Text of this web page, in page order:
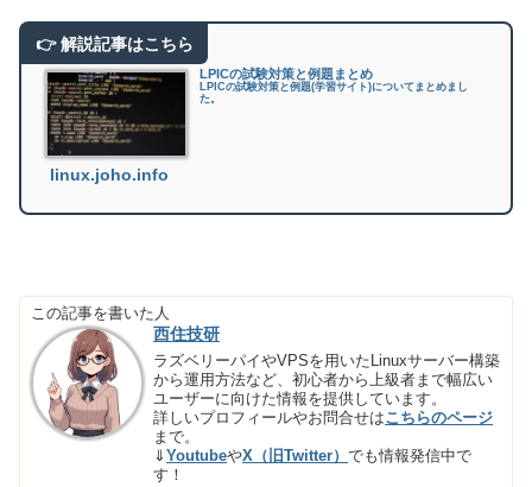
LPICの試験対策と例題まとめ
LPICの試験対策と例題(学習サイト)についてまとめまし
た。
linux.joho.info
この記事を書いた人
西住技研
ラズベリーパイやVPSを用いたLinuxサーバー構築
から運用方法など、初心者から上級者まで幅広い
ユーザーに向けた情報を提供しています。
詳しいプロフィールやお問合せはこちらのページ
まで。
⇓YoutubeやX（旧Twitter）でも情報発信中で
す！